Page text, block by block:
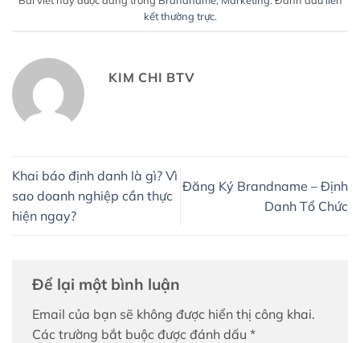
kết thường trực.
KIM CHI BTV
Khai báo định danh là gì? Vì
sao doanh nghiệp cần thực
hiện ngay?
Đăng Ký Brandname – Định
Danh Tổ Chức
Để lại một bình luận
Email của bạn sẽ không được hiển thị công khai.
Các trường bắt buộc được đánh dấu *